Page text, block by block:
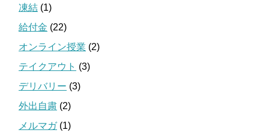
凍結 (1)
給付金 (22)
オンライン授業 (2)
テイクアウト (3)
デリバリー (3)
外出自粛 (2)
メルマガ(1)